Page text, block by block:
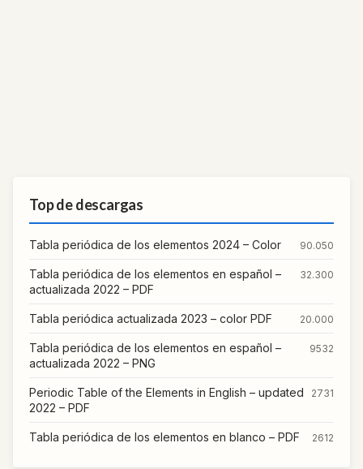
Top de descargas
Tabla periódica de los elementos 2024 – Color 90.050
Tabla periódica de los elementos en español –
actualizada 2022 – PDF
32.300
Tabla periódica actualizada 2023 – color PDF 20.000
Tabla periódica de los elementos en español –
actualizada 2022 – PNG
9532
Periodic Table of the Elements in English – updated
2022 – PDF
2731
Tabla periódica de los elementos en blanco – PDF 2612